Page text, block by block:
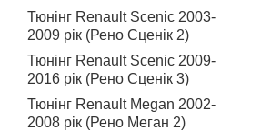
Тюнінг Renault Scenic 2003-
2009 рік (Рено Сценік 2)
Тюнінг Renault Scenic 2009-
2016 рік (Рено Сценік 3)
Тюнінг Renault Megan 2002-
2008 рік (Рено Меган 2)